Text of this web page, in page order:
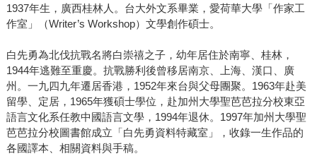
1937年生，廣西桂林人。台大外文系畢業，愛荷華大學「作家工
作室」（Writer’s Workshop）文學創作碩士。
白先勇為北伐抗戰名將白崇禧之子，幼年居住於南寧、桂林，
1944年逃難至重慶。抗戰勝利後曾移居南京、上海、漢口、廣
州。一九四九年遷居香港，1952年來台與父母團聚。1963年赴美
留學、定居，1965年獲碩士學位，赴加州大學聖芭芭拉分校東亞
語言文化系任教中國語言文學，1994年退休。1997年加州大學聖
芭芭拉分校圖書館成立「白先勇資料特藏室」，收錄一生作品的
各國譯本、相關資料與手稿。